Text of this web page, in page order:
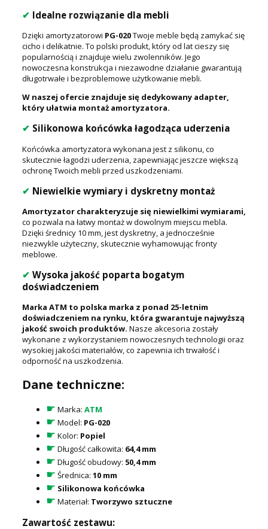
✔ Idealne rozwiązanie dla mebli
Dzięki amortyzatorowi PG-020Twoje meble będą zamykać się
cicho i delikatnie. To polski produkt, który od lat cieszy się
popularnością i znajduje wielu zwolenników. Jego
nowoczesna konstrukcja i niezawodne działanie gwarantują
długotrwałe i bezproblemowe użytkowanie mebli.
W naszej ofercie znajduje się dedykowany adapter,
który ułatwia montaż amortyzatora.
✔ Silikonowa końcówka łagodząca uderzenia
Końcówka amortyzatora wykonana jest z silikonu, co
skutecznie łagodzi uderzenia, zapewniając jeszcze większą
ochronę Twoich mebli przed uszkodzeniami.
✔ Niewielkie wymiary i dyskretny montaż
Amortyzator charakteryzuje się niewielkimi wymiarami,
co pozwala na łatwy montaż w dowolnym miejscu mebla.
Dzięki średnicy 10 mm, jest dyskretny, a jednocześnie
niezwykle użyteczny, skutecznie wyhamowując fronty
meblowe.
✔ Wysoka jakość poparta bogatym
doświadczeniem
Marka ATM to polska marka z ponad 25-letnim
doświadczeniem na rynku, która gwarantuje najwyższą
jakość swoich produktów. Nasze akcesoria zostały
wykonane z wykorzystaniem nowoczesnych technologii oraz
wysokiej jakości materiałów, co zapewnia ich trwałość i
odporność na uszkodzenia.
Dane techniczne:
☛ Marka: ATM
☛ Model: PG-020
☛ Kolor: Popiel
☛ Długość całkowita: 64,4 mm
☛ Długość obudowy: 50,4 mm
☛ Średnica: 10 mm
☛ Silikonowa końcówka
☛ Materiał: Tworzywo sztuczne
Zawartość zestawu: